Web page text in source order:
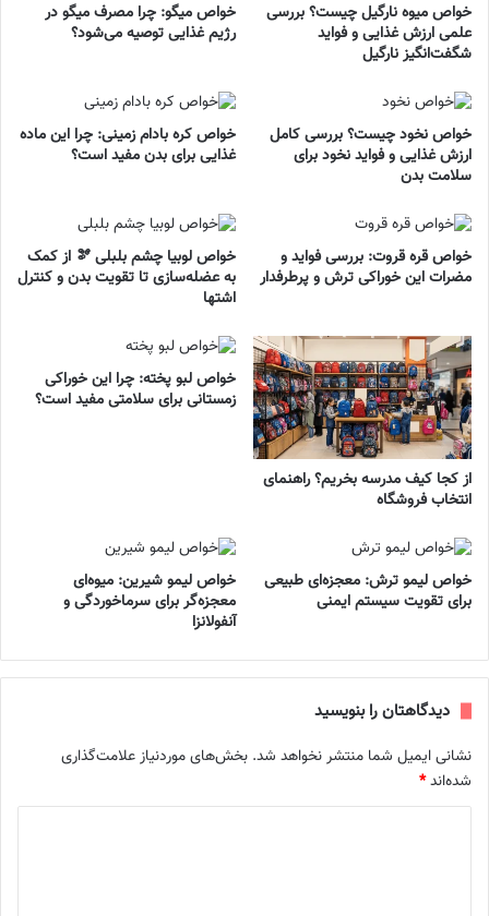
خواص میوه نارگیل چیست؟ بررسی
علمی ارزش غذایی و فواید
شگفت‌انگیز نارگیل
خواص میگو: چرا مصرف میگو در
رژیم غذایی توصیه می‌شود؟
خواص نخود چیست؟ بررسی کامل
ارزش غذایی و فواید نخود برای
سلامت بدن
خواص کره بادام زمینی: چرا این ماده
غذایی برای بدن مفید است؟
خواص قره قروت: بررسی فواید و
مضرات این خوراکی ترش و پرطرفدار
خواص لوبیا چشم بلبلی 🫘 از کمک
به عضله‌سازی تا تقویت بدن و کنترل
اشتها
از کجا کیف مدرسه بخریم؟ راهنمای
انتخاب فروشگاه
خواص لبو پخته: چرا این خوراکی
زمستانی برای سلامتی مفید است؟
خواص لیمو ترش: معجزه‌ای طبیعی
برای تقویت سیستم ایمنی
خواص لیمو شیرین: میوه‌ای
معجزه‌گر برای سرماخوردگی و
آنفولانزا
دیدگاهتان را بنویسید
نشانی ایمیل شما منتشر نخواهد شد. بخش‌های موردنیاز علامت‌گذاری
شده‌اند*